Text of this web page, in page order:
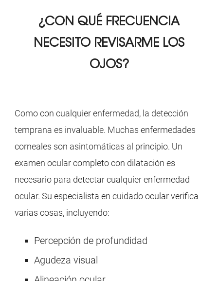
¿CON QUÉ FRECUENCIA
NECESITO REVISARME LOS
OJOS?
Como con cualquier enfermedad, la detección
temprana es invaluable. Muchas enfermedades
corneales son asintomáticas al principio. Un
examen ocular completo con dilatación es
necesario para detectar cualquier enfermedad
ocular. Su especialista en cuidado ocular verifica
varias cosas, incluyendo:
Percepción de profundidad
Agudeza visual